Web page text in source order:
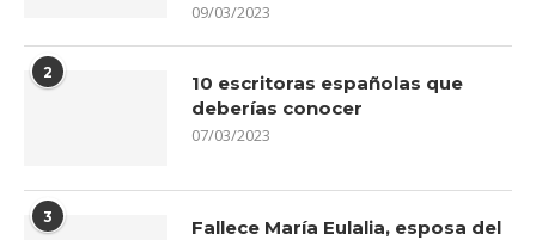
09/03/2023
2
10 escritoras españolas que
deberías conocer
07/03/2023
3
Fallece María Eulalia, esposa del